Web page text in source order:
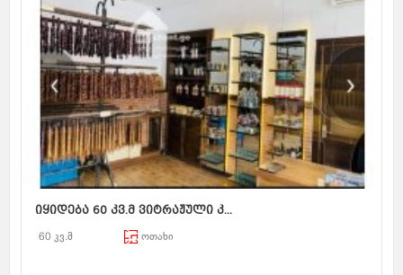
იყიდება 60 კვ.მ ვიტრაჟული კ...
60 კვ.მ ოთახი